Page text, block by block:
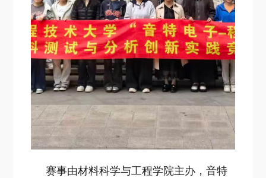
赛事由材料科学与工程学院主办，音特